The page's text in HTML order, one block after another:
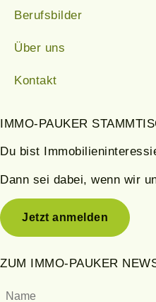
Berufsbilder
Über uns
Kontakt
IMMO-PAUKER
Du bist
Dann sei dabei, wenn wir
Jetzt anmelden
ZUM IMMO-PAUKER